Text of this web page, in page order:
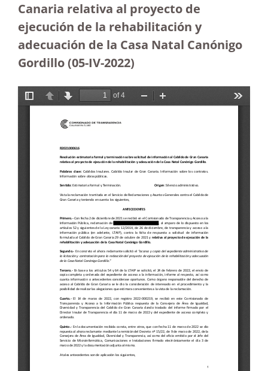
Canaria relativa al proyecto de
ejecución de la rehabilitación y
adecuación de la Casa Natal Canónigo
Gordillo(05-IV-2022)